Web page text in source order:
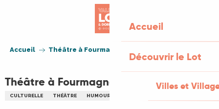
Accueil
Découvrir le Lot
Villes et
Accueil Théâtre à Fourmagnac : "scène ouverte"
Théâtre à Fourmagnac : "scène ouverte"
CULTURELLE THÉÂTRE HUMOUR